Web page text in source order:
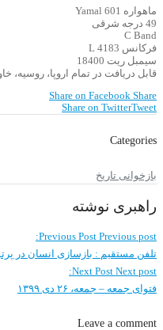
ماهواره Yamal 601
49 درجه شرقی
C Band
فرکانس 4183 L
سیمبل ریت 18400
قابل دریافت در تمام اروپا، روسیه،
Share on Facebook Share
Share on TwitterTweet
Categories
بازخوانی تاریخ
راهبری نوشته
Previous Post Previous post:
تلفن مستقیم : بازسازی انسان در
Next Post Next post:
فتوای جمعه – جمعه، ۲۶ دی ۱۳۹۹
Leave a comment